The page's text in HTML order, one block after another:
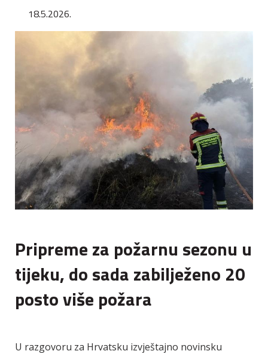
18.5.2026.
Pripreme za požarnu sezonu u
tijeku, do sada zabilježeno 20
posto više požara
U razgovoru za Hrvatsku izvještajno novinsku